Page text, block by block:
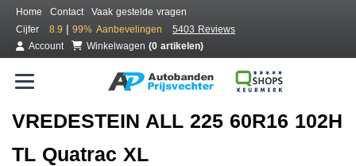
Home Contact
Vaak gestelde vragen
Cijfer
8.9 | 99% Aanbevelingen
5403 Reviews
Account
Winkelwagen (0 artikelen)
VREDESTEIN ALL 225 60R16 102H
TL Quatrac XL